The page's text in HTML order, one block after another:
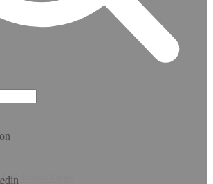
Téléchargez l’app!